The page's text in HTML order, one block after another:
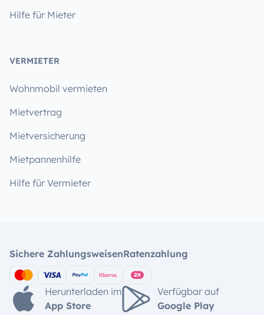
Hilfe für Mieter
VERMIETER
Wohnmobil vermieten
Mietvertrag
Mietversicherung
Mietpannenhilfe
Hilfe für Vermieter
Sichere ZahlungsweisenRatenzahlung
Herunterladen im
App Store
Verfügbar auf
Google Play